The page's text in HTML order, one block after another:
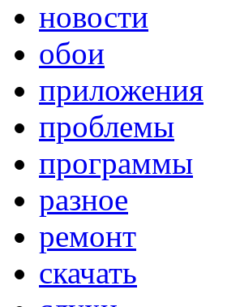
новости
обои
приложения
проблемы
программы
разное
ремонт
скачать